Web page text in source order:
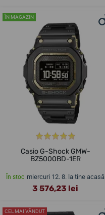
ÎN MAGAZIN
Casio G-Shock GMW-
BZ5000BD-1ER
În stoc miercuri 12. 8. la tine acasă
3 576,23 lei
CEL MAI VÂNDUT